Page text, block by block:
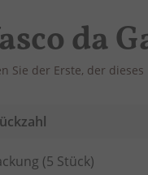
da
Sie der Erste, der
(5 Stück)